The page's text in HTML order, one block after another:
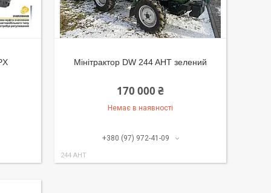
Мінітрактор DW 244 AHT зелений
170 000 ₴
Немає в наявності
+380 (97) 972-41-09
244 AHT